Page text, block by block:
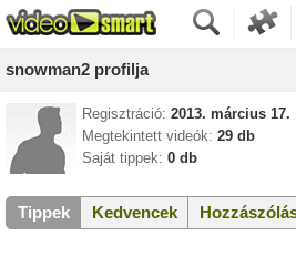
snowman2 profilja
Regisztráció: 2013. március 17.
Megtekintett videók: 29 db
Saját tippek: 0 db
Tippek Kedvencek